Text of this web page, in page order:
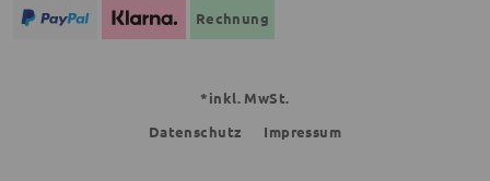
Rechnung
*inkl. MwSt.
Datenschutz
Impressum